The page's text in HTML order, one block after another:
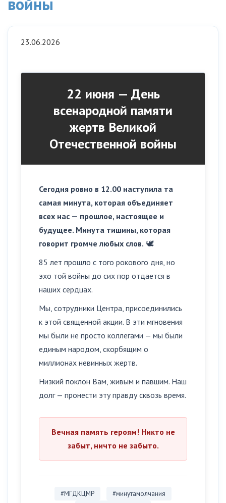
23.06.2026
22 июня — День
всенародной памяти
жертв Великой
Отечественной войны
Сегодня ровно в 12.00 наступила та
самая минута, которая объединяет
всех нас — прошлое, настоящее и
будущее. Минута тишины, которая
говорит громче любых слов. 🕊
85 лет прошло с того рокового дня, но
эхо той войны до сих пор отдается в
наших сердцах.
Мы, сотрудники Центра, присоединились
к этой священной акции. В эти мгновения
мы были не просто коллегами — мы были
единым народом, скорбящим о
миллионах невинных жертв.
Низкий поклон Вам, живым и павшим. Наш
долг — пронести эту правду сквозь время.
Вечная память героям! Никто не
забыт, ничто не забыто.
#МГДКЦМР
#минутамолчания